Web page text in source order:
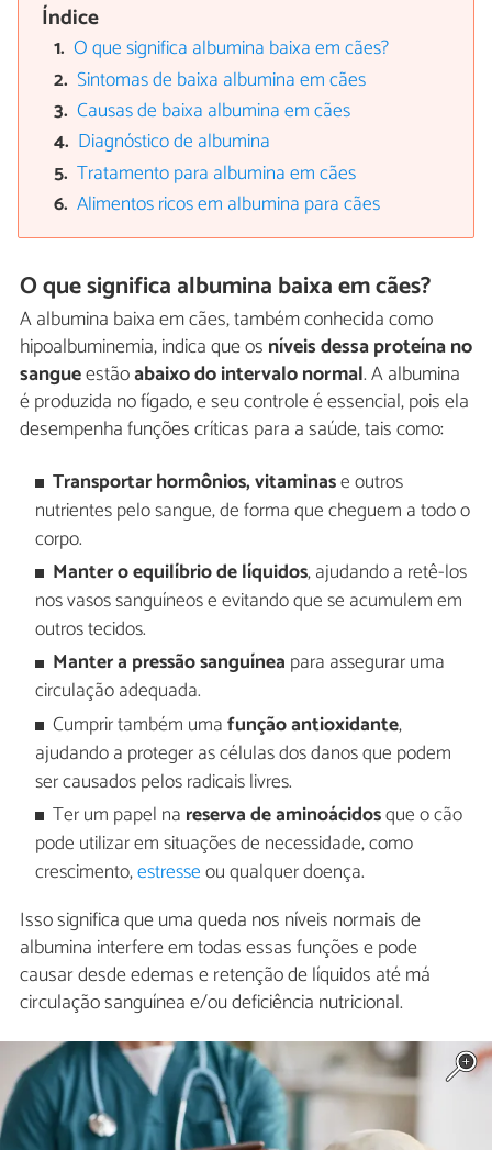
Índice
O que significa albumina baixa em cães?
Sintomas de baixa albumina em cães
Causas de baixa albumina em cães
Diagnóstico de albumina
Tratamento para albumina em cães
Alimentos ricos em albumina para cães
O que significa albumina baixa em cães?
A albumina baixa em cães, também conhecida como
hipoalbuminemia, indica que os níveis dessa proteína no
sangueestãoabaixo do intervalo normal. A albumina
é produzida no fígado, e seu controle é essencial, pois ela
desempenha funções críticas para a saúde, tais como:
Transportar hormônios, vitaminase outros
nutrientes pelo sangue, de forma que cheguem a todo o
corpo.
Manter o equilíbrio de líquidos, ajudando a retê-los
nos vasos sanguíneos e evitando que se acumulem em
outros tecidos.
Manter a pressão sanguínea para assegurar uma
circulação adequada.
Cumprir também umafunção antioxidante,
ajudando a proteger as células dos danos que podem
ser causados pelos radicais livres.
Ter um papel na reserva de aminoácidosque o cão
pode utilizar em situações de necessidade, como
crescimento,estresseou qualquer doença.
Isso significa que uma queda nos níveis normais de
albumina interfere em todas essas funções e pode
causar desde edemas e retenção de líquidos até má
circulação sanguínea e/ou deficiência nutricional.